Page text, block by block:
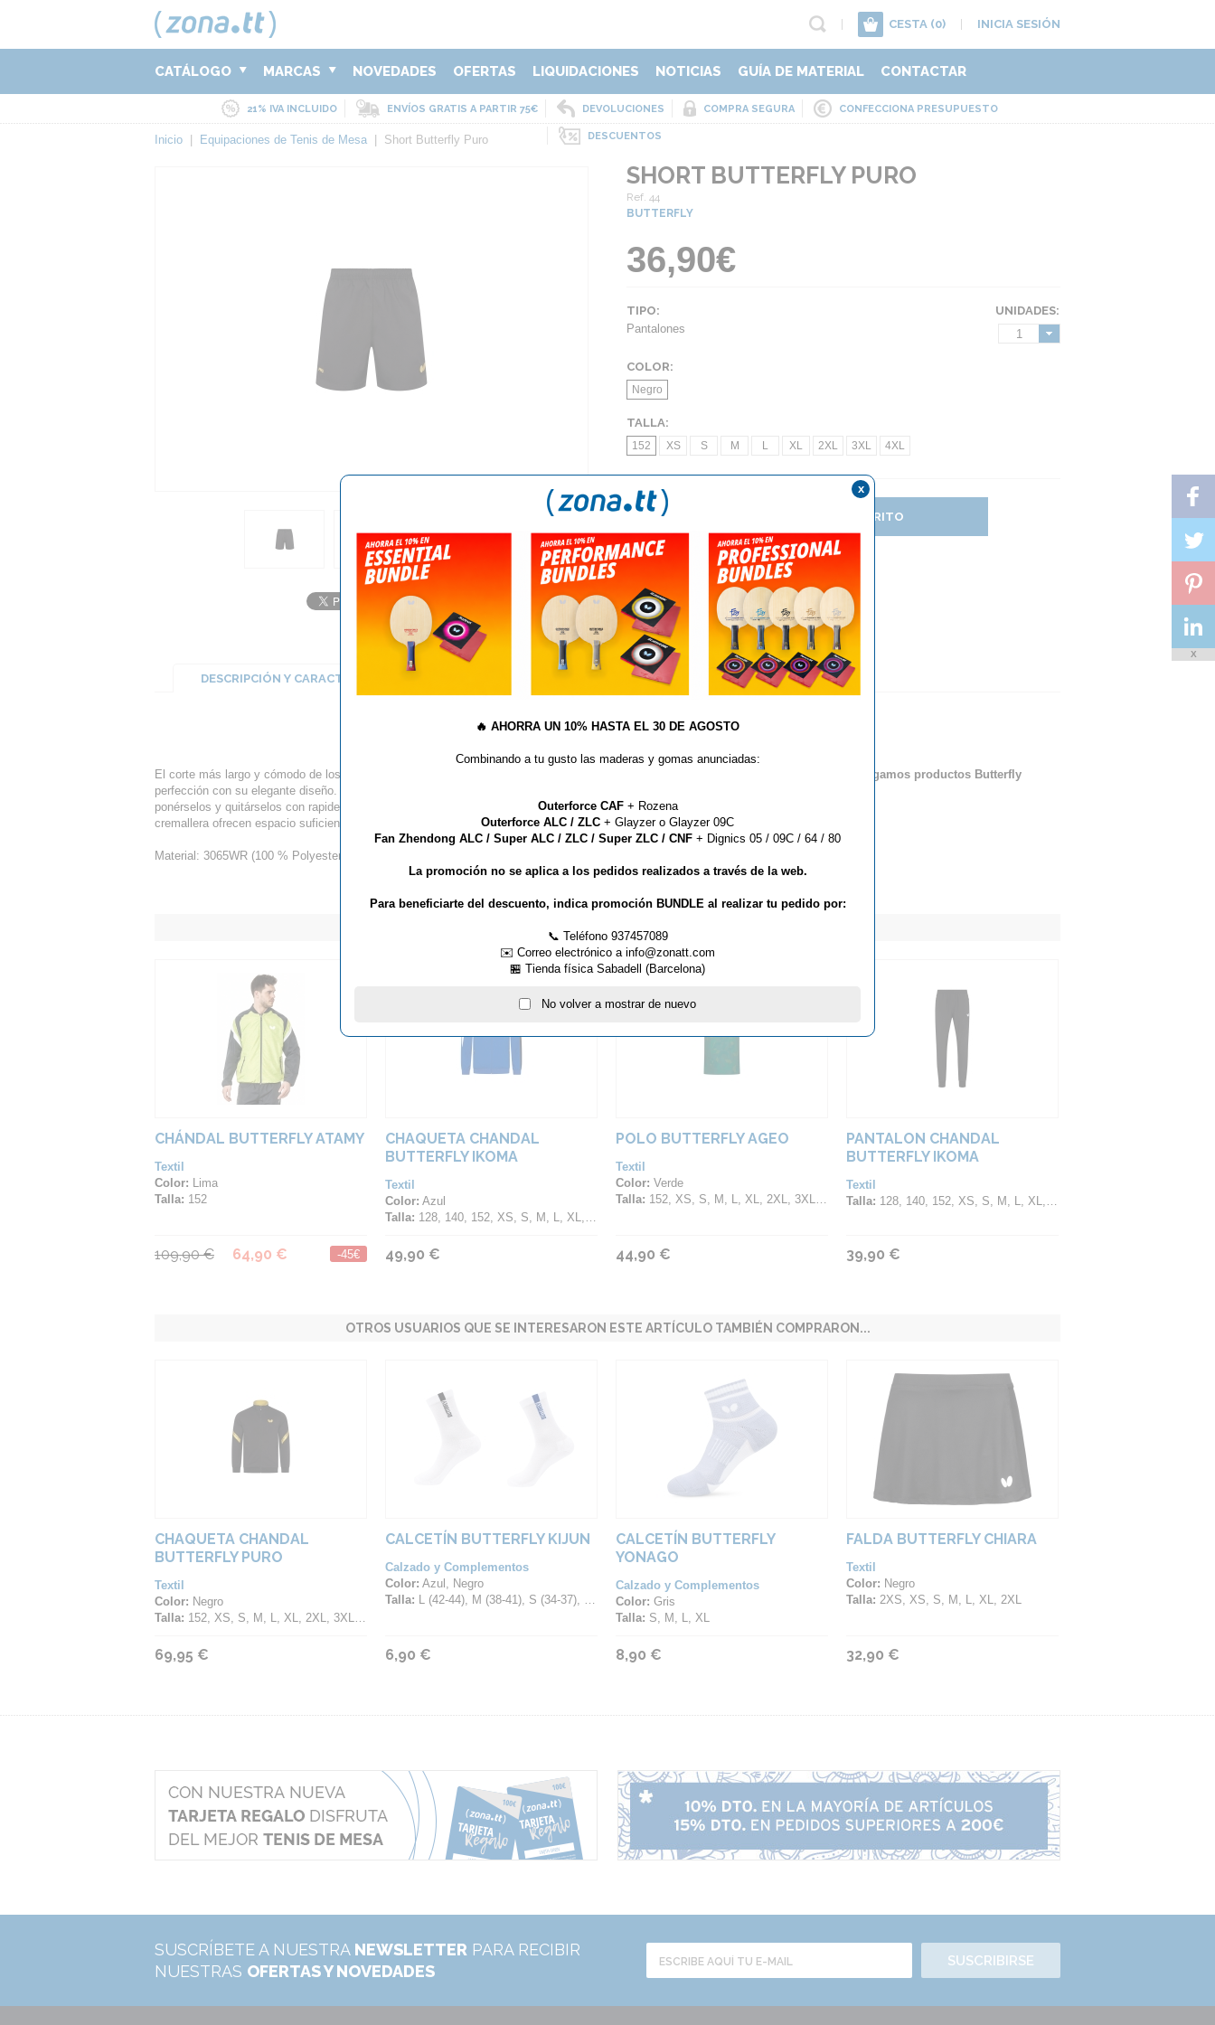
CESTA (0) INICIA SESIÓN
CATÁLOGO MARCAS NOVEDADES OFERTAS LIQUIDACIONES NOTICIAS GUÍA DE MATERIAL CONTACTAR
21% IVA INCLUIDO ENVÍOS GRATIS A PARTIR 75€ DEVOLUCIONES COMPRA SEGURA CONFECCIONA PRESUPUESTO
DESCUENTOS
Inicio Equipaciones de Tenis de Mesa Short Butterfly Puro
SHORT BUTTERFLY PURO
Ref. 44
BUTTERFLY
36,90€
UNIDADES:
1
TIPO:
Pantalones
COLOR:
Negro
TALLA:
152 XS S M L XL 2XL 3XL 4XL
AÑADIR AL CARRITO
DESCRIPCIÓN Y CARACTERÍSTICAS NOVEDADES TEXTIL BUTTERFLY 2016
Short Butterfly Puro
El corte más largo y cómodo de los pantalones cortos Puro combina a la
perfección con su elegante diseño. La cintura elástica con cordón permite
ponérselos y quitárselos con rapidez y facilidad, mientras que los bolsillos con
cremallera ofrecen espacio suficiente para guardar pequeños objetos importantes.
Material: 3065WR (100 % Polyester)
) Por favor, tenga en cuenta que sólo entregamos productos Butterfly
CHÁNDAL BUTTERFLY ATAMY
Textil
Color: Lima
Talla: 152
109,90 € 64,90 € -45€
CHAQUETA CHANDAL
BUTTERFLY IKOMA
Textil
Color: Azul
Talla: 128, 140, 152, XS, S, M, L, XL, 2XL, 3XL, 4XL
49,90 €
POLO BUTTERFLY AGEO
Textil
Color: Verde
Talla: 152, XS, S, M, L, XL, 2XL, 3XL, 4XL
44,90 €
PANTALON CHANDAL
BUTTERFLY IKOMA
Textil
Talla: 128, 140, 152, XS, S, M, L, XL, 2XL, 3XL, 4XL
39,90 €
OTROS USUARIOS QUE SE INTERESARON ESTE ARTÍCULO TAMBIÉN COMPRARON...
CHAQUETA CHANDAL
BUTTERFLY PURO
Textil
Color: Negro
Talla: 152, XS, S, M, L, XL, 2XL, 3XL, 4XL
69,95 €
CALCETÍN BUTTERFLY KIJUN
Calzado y Complementos
Color: Azul, Negro
Talla: L (42-44), M (38-41), S (34-37), XL (45-47)
6,90 €
CALCETÍN BUTTERFLY
YONAGO
Calzado y Complementos
Color: Gris
Talla: S, M, L, XL
8,90 €
FALDA BUTTERFLY CHIARA
Textil
Color: Negro
Talla: 2XS, XS, S, M, L, XL, 2XL
32,90 €
SUSCRÍBETE A NUESTRA NEWSLETTER PARA RECIBIR
NUESTRAS OFERTAS Y NOVEDADES
SUSCRIBIRSE
🔥 AHORRA UN 10% HASTA EL 30 DE AGOSTO
Combinando a tu gusto las maderas y gomas anunciadas:
Outerforce CAF+ Rozena
Outerforce ALC / ZLC + Glayzer o Glayzer 09C
Fan Zhendong ALC / Super ALC / ZLC / Super ZLC / CNF + Dignics 05 / 09C / 64 / 80
La promoción no se aplica a los pedidos realizados a través de la web.
Para beneficiarte del descuento, indica promoción BUNDLE al realizar tu pedido por:
📞 Teléfono 937457089
✉️ Correo electrónico a info@zonatt.com
🏪 Tienda física Sabadell (Barcelona)
No volver a mostrar de nuevo
x
X